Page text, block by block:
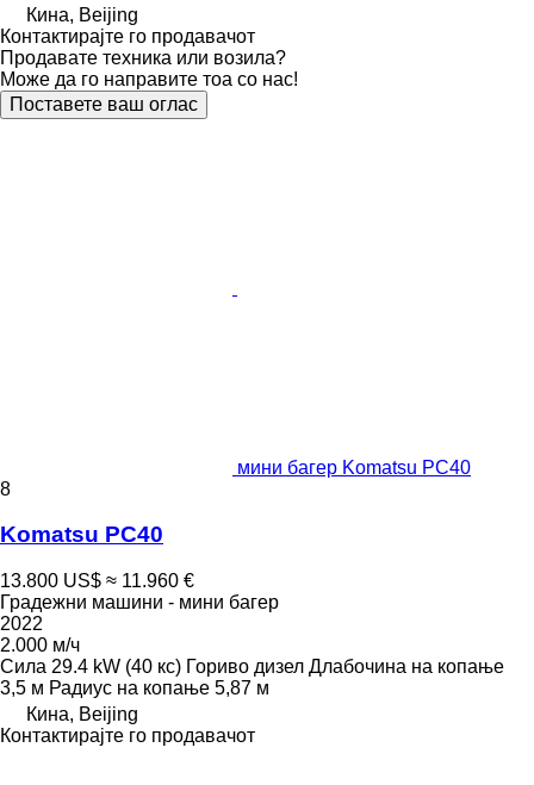
Кина, Beijing
Контактирајте го продавачот
Продавате техника или возила?
Може да го направите тоа со нас!
Поставете ваш оглас
мини багер Komatsu PC40
8
Komatsu PC40
13.800 US$ ≈ 11.960 €
Градежни машини - мини багер
2022
2.000 м/ч
Сила 29.4 kW (40 кс) Гориво дизел Длабочина на копање
3,5 м Радиус на копање 5,87 м
Кина, Beijing
Контактирајте го продавачот